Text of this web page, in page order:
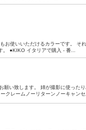
お使いいただけるカラーです。 そ
●KIKO イタリアで購入 - 番...
い致します。 姉が撮影に使った
クレームノーリターンノーキャンセ